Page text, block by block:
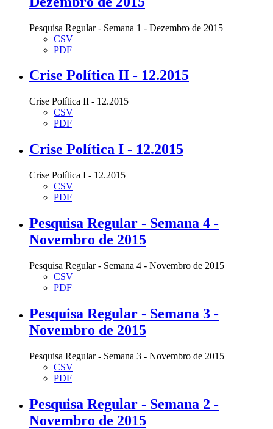
Pesquisa Regular - Semana 1 - Dezembro de 2015
CSV
PDF
Crise Política II - 12.2015
Crise Política II - 12.2015
CSV
PDF
Crise Política I - 12.2015
Crise Política I - 12.2015
CSV
PDF
Pesquisa Regular - Semana 4 -
Novembro de 2015
Pesquisa Regular - Semana 4 - Novembro de 2015
CSV
PDF
Pesquisa Regular - Semana 3 -
Novembro de 2015
Pesquisa Regular - Semana 3 - Novembro de 2015
CSV
PDF
Pesquisa Regular - Semana 2 -
Novembro de 2015